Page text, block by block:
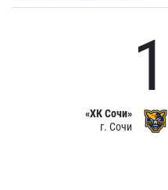
«ХК Сочи»
г. Сочи